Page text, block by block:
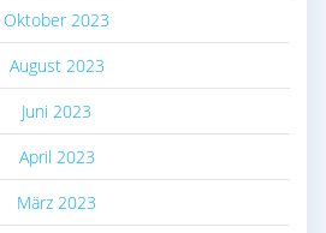
Oktober 2023
August 2023
Juni 2023
April 2023
März 2023